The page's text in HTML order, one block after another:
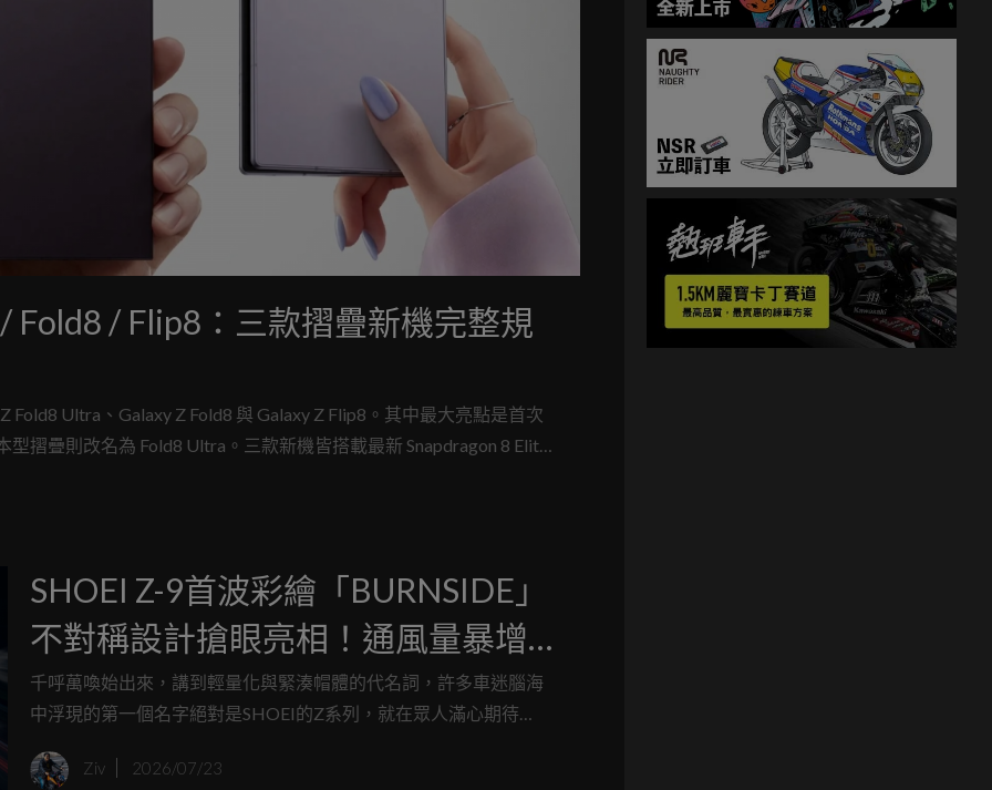
Fold8 / Flip8：三款摺疊新機完整規
Ultra、Galaxy Z Fold8 與 Galaxy Z Flip8。其中最大亮點是首次
摺疊則改名為 Fold8 Ultra。三款新機皆搭載最新 Snapdragon 8 Elite
SHOEI Z-9首波彩繪「BURNSIDE」
不對稱設計搶眼亮相！通風量暴增
1.9倍、售價85,800日圓預計10月開
賣
千呼萬喚始出來，講到輕量化與緊湊帽體的代名詞，許多車迷腦海
中浮現的第一個名字絕對是SHOEI的Z系列，就在眾人滿心期待
打算給各位的荷包喘息的空間，火速宣告了Z-9的首發彩繪型號
Ziv 2026/07/23